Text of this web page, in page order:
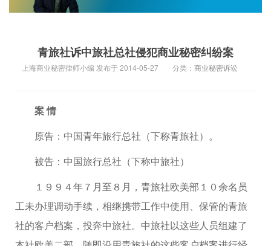
青旅社诉中旅社总社侵犯商业秘密纠纷案
上海商业秘密律师小编 发布于 2014-05-27 分类： 商业秘密诉讼
案 情
原告：中国青年旅行总社（下称青旅社）。
被告：中国旅行总社（下称中旅社）
１９９４年７月至８月，青旅社欧美部１０余名员
工未办理调动手续，相继携带工作中使用、保管的青旅
社的客户档案，投奔中旅社。中旅社以这些人员组建了